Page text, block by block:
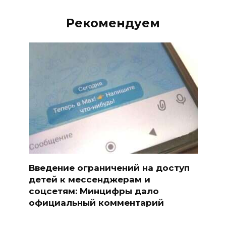
Рекомендуем
Введение ограничений на доступ
детей к мессенджерам и
соцсетям: Минцифры дало
официальный комментарий